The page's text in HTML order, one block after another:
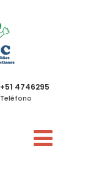
+51 4746295
Teléfono